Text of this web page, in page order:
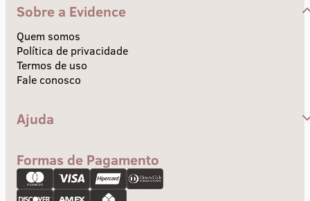
Sobre a Evidence
Quem somos
Política de privacidade
Termos de uso
Fale conosco
Ajuda
Troca e devolução
Pagamento
Formas de Pagamento